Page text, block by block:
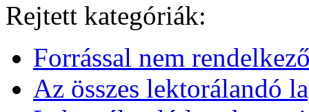
Rejtett kategóriák:
Forrással nem
Az összes lektorálandó